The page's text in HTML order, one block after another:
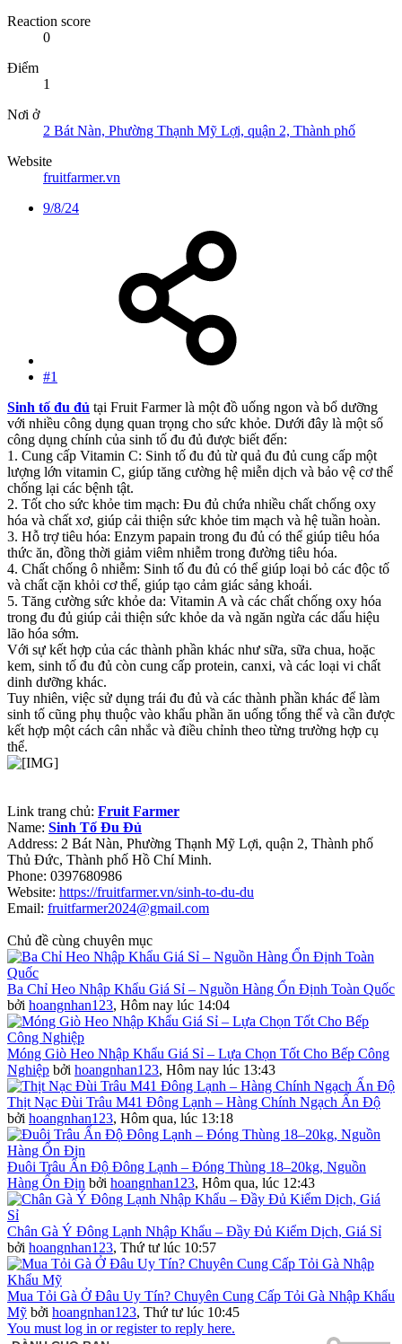
Reaction score
0
Điểm
1
Nơi ở
2 Bát Nàn, Phường Thạnh Mỹ Lợi, quận 2, Thành phố
Website
fruitfarmer.vn
9/8/24
#1
Sinh tố đu đủ tại Fruit Farmer là một đồ uống ngon và bổ dưỡng
với nhiều công dụng quan trọng cho sức khỏe. Dưới đây là một số
công dụng chính của sinh tố đu đủ được biết đến:
1. Cung cấp Vitamin C: Sinh tố đu đủ từ quả đu đủ cung cấp một
lượng lớn vitamin C, giúp tăng cường hệ miễn dịch và bảo vệ cơ thể
chống lại các bệnh tật.
2. Tốt cho sức khỏe tim mạch: Đu đủ chứa nhiều chất chống oxy
hóa và chất xơ, giúp cải thiện sức khỏe tim mạch và hệ tuần hoàn.
3. Hỗ trợ tiêu hóa: Enzym papain trong đu đủ có thể giúp tiêu hóa
thức ăn, đồng thời giảm viêm nhiễm trong đường tiêu hóa.
4. Chất chống ô nhiễm: Sinh tố đu đủ có thể giúp loại bỏ các độc tố
và chất cặn khỏi cơ thể, giúp tạo cảm giác sảng khoái.
5. Tăng cường sức khỏe da: Vitamin A và các chất chống oxy hóa
trong đu đủ giúp cải thiện sức khỏe da và ngăn ngừa các dấu hiệu
lão hóa sớm.
Với sự kết hợp của các thành phần khác như sữa, sữa chua, hoặc
kem, sinh tố đu đủ còn cung cấp protein, canxi, và các loại vi chất
dinh dưỡng khác.
Tuy nhiên, việc sử dụng trái đu đủ và các thành phần khác để làm
sinh tố cũng phụ thuộc vào khẩu phần ăn uống tổng thể và cần được
kết hợp một cách cân nhắc và điều chỉnh theo từng trường hợp cụ
thể.
Link trang chủ: Fruit Farmer
Name: Sinh Tố Đu Đủ
Address: 2 Bát Nàn, Phường Thạnh Mỹ Lợi, quận 2, Thành phố
Thủ Đức, Thành phố Hồ Chí Minh.
Phone: 0397680986
Website: https://fruitfarmer.vn/sinh-to-du-du
Email: fruitfarmer2024@gmail.com
Chủ đề cùng chuyên mục
Ba Chỉ Heo Nhập Khẩu Giá Sỉ – Nguồn Hàng Ổn Định Toàn Quốc
bởi hoangnhan123, Hôm nay lúc 14:04
Móng Giò Heo Nhập Khẩu Giá Sỉ – Lựa Chọn Tốt Cho Bếp Công
Nghiệp bởi hoangnhan123, Hôm nay lúc 13:43
Thịt Nạc Đùi Trâu M41 Đông Lạnh – Hàng Chính Ngạch Ấn Độ
bởi hoangnhan123, Hôm qua, lúc 13:18
Đuôi Trâu Ấn Độ Đông Lạnh – Đóng Thùng 18–20kg, Nguồn
Hàng Ổn Địn bởi hoangnhan123, Hôm qua, lúc 12:43
Chân Gà Ý Đông Lạnh Nhập Khẩu – Đầy Đủ Kiểm Dịch, Giá Sỉ
bởi hoangnhan123, Thứ tư lúc 10:57
Mua Tỏi Gà Ở Đâu Uy Tín? Chuyên Cung Cấp Tỏi Gà Nhập Khẩu
Mỹ bởi hoangnhan123, Thứ tư lúc 10:45
You must log in or register to reply here.